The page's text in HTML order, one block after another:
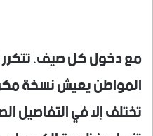
مع دخول كل صيف، تتكرر
المواطن يعيش نسخة
تختلف إلا في التفاصيل